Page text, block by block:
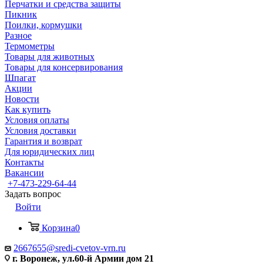
Перчатки и средства защиты
Пикник
Поилки, кормушки
Разное
Термометры
Товары для животных
Товары для консервирования
Шпагат
Акции
Новости
Как купить
Условия оплаты
Условия доставки
Гарантия и возврат
Для юридических лиц
Контакты
Вакансии
+7-473-229-64-44
Задать вопрос
Войти
Корзина0
2667655@sredi-cvetov-vrn.ru
г. Воронеж, ул.60-й Армии дом 21